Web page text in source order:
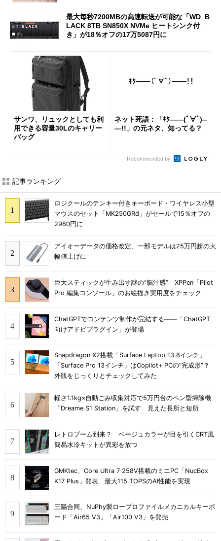
最大毎秒7200MBの高速転送が可能な「WD_B
LACK 8TB SN850X NVMe ヒートシンク付
き」が18％オフの17万5087円に
サンワ、リュックとしても利
用できる容量30Lのキャリー
バッグ
ネット死語：「ｷﾀ――(ﾟ∀ﾟ)―
―!!」の元ネタ、知ってる？
Recommended by
記事ランキング
ロジクールのテンキー付きキーボード・ワイヤレス小型
マウスのセット「MK250GRd」がセールで15％オフの
2980円に
アイオーデータの価格改定、一部モデルは25万円超の大
幅値上げに
巨大スティックが生み出す謎の“脳汁感” XPPen「Pilot
Pro 編集コンソール」のお絵描き実用度をチェック
ChatGPTでコンテンツ制作が完結する――「ChatGPT
向けアドビプラグイン」が登場
Snapdragon X2搭載「Surface Laptop 13.8インチ」
「Surface Pro 13インチ」はCopilot+ PCの“完成形”？
外観をじっくりとチェックしてみた
軽さ1.1kg×自動ごみ収集対応で5万円台のペン型掃除機
「Dreame S1 Station」を試す 見えた長所と短所
レトロブーム到来？ ベージュカラーが目を引くCRT風
簡易水冷キットが異彩を放つ
GMKtec、Core Ultra 7 258V搭載のミニPC「NucBox
K17 Plus」発表 最大115 TOPSのAI性能を実現
三陽合同、NuPhy製ロープロファイルメカニカルキーボ
ード「Air65 V3」「Air100 V3」を発売